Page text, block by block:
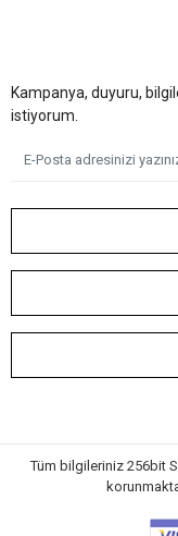
Kampanya, duyuru,
istiyorum.
Tüm bilgileriniz 256bit